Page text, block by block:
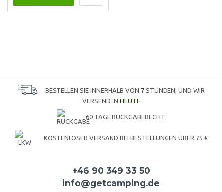
BESTELLEN SIE INNERHALB VON 7STUNDEN, UND WIR
VERSENDEN HEUTE
60 TAGE RÜCKGABERECHT
KOSTENLOSER VERSAND BEI BESTELLUNGEN ÜBER 75 €
+46 90 349 33 50
info@getcamping.de